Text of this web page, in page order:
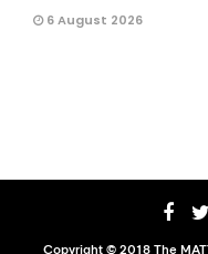
6 August 2026
Copyright © 2018 The